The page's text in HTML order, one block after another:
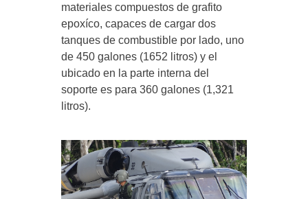
materiales compuestos de grafito
epoxíco, capaces de cargar dos
tanques de combustible por lado, uno
de 450 galones (1652 litros) y el
ubicado en la parte interna del
soporte es para 360 galones (1,321
litros).